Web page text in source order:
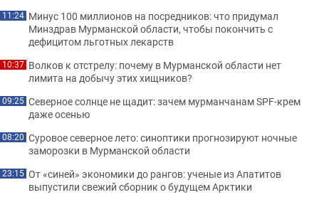
11:24 Минус 100 миллионов на посредников: что придумал
Минздрав Мурманской области, чтобы покончить с
дефицитом льготных лекарств
10:37 Волков к отстрелу: почему в Мурманской области нет
лимита на добычу этих хищников?
09:25 Северное солнце не щадит: зачем мурманчанам SPF-крем
даже осенью
08:20 Суровое северное лето: синоптики прогнозируют ночные
заморозки в Мурманской области
23:15 От «синей» экономики до рангов: ученые из Апатитов
выпустили свежий сборник о будущем Арктики